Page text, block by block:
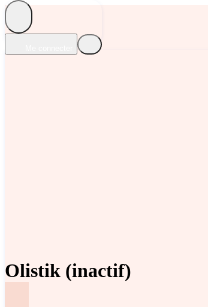
Olistik (inactif)